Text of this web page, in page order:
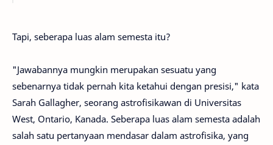
Tapi, seberapa luas alam semesta itu?
"Jawabannya mungkin merupakan sesuatu yang
sebenarnya tidak pernah kita ketahui dengan presisi," kata
Sarah Gallagher, seorang astrofisikawan di Universitas
West, Ontario, Kanada. Seberapa luas alam semesta adalah
salah satu pertanyaan mendasar dalam astrofisika, yang